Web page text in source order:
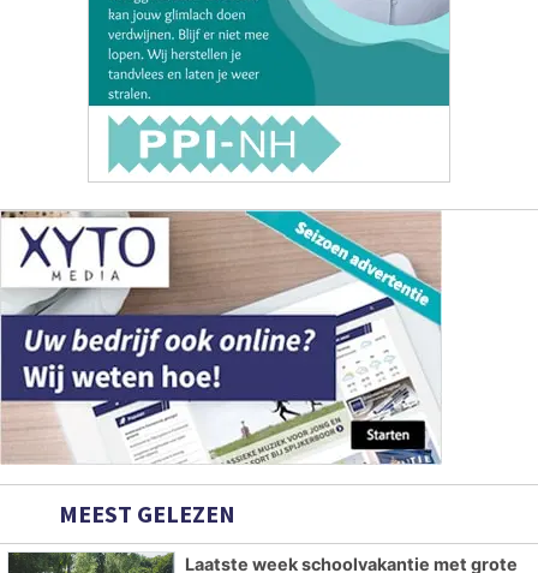
MEEST GELEZEN
Laatste week schoolvakantie met grote